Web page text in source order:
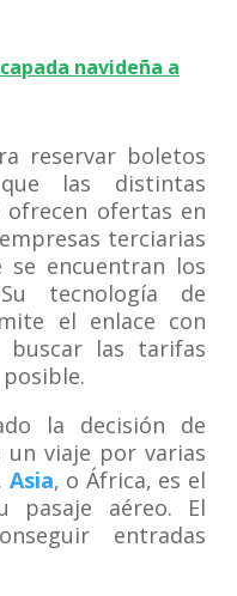
navideña a
reservar boletos
las distintas
ofrecen ofertas en
terciarias
se encuentran los
tecnología de
el enlace con
buscar las tarifas
la decisión de
viaje por varias
Asia, o África, es el
pasaje aéreo. El
entradas